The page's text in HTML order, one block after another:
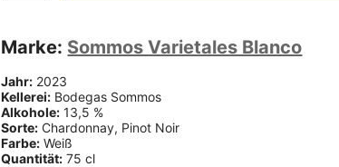
Marke: Sommos Varietales Blanco
Jahr: 2023
Kellerei: Bodegas Sommos
Alkohole: 13,5 %
Sorte: Chardonnay, Pinot Noir
Farbe: Weiß
Quantität: 75 cl